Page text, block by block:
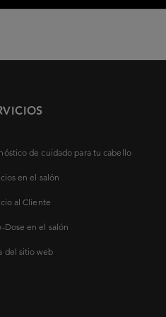
de cuidado para tu cabello
en el salón
al Cliente
Dose en el salón
del sitio web